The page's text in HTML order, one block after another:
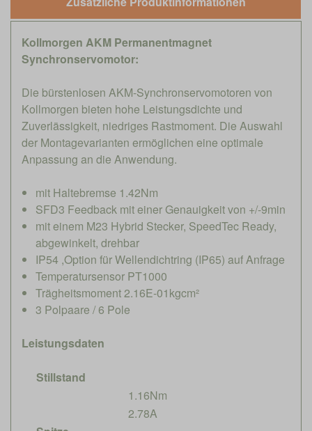
Kollmorgen AKM Permanentmagnet
Synchronservomotor:
Die bürstenlosen AKM-Synchronservomotoren von
Kollmorgen bieten hohe Leistungsdichte und
Zuverlässigkeit, niedriges Rastmoment. Die Auswahl
der Montagevarianten ermöglichen eine optimale
Anpassung an die Anwendung.
mit Haltebremse 1.42Nm
SFD3 Feedback mit einer Genauigkeit von +/-9min
mit einem M23 Hybrid Stecker, SpeedTec Ready,
abgewinkelt, drehbar
IP54 ,Option für Wellendichtring (IP65) auf Anfrage
Temperatursensor PT1000
Trägheitsmoment 2.16E-01kgcm²
3 Polpaare / 6 Pole
Leistungsdaten
Stillstand
1.16Nm
2.78A